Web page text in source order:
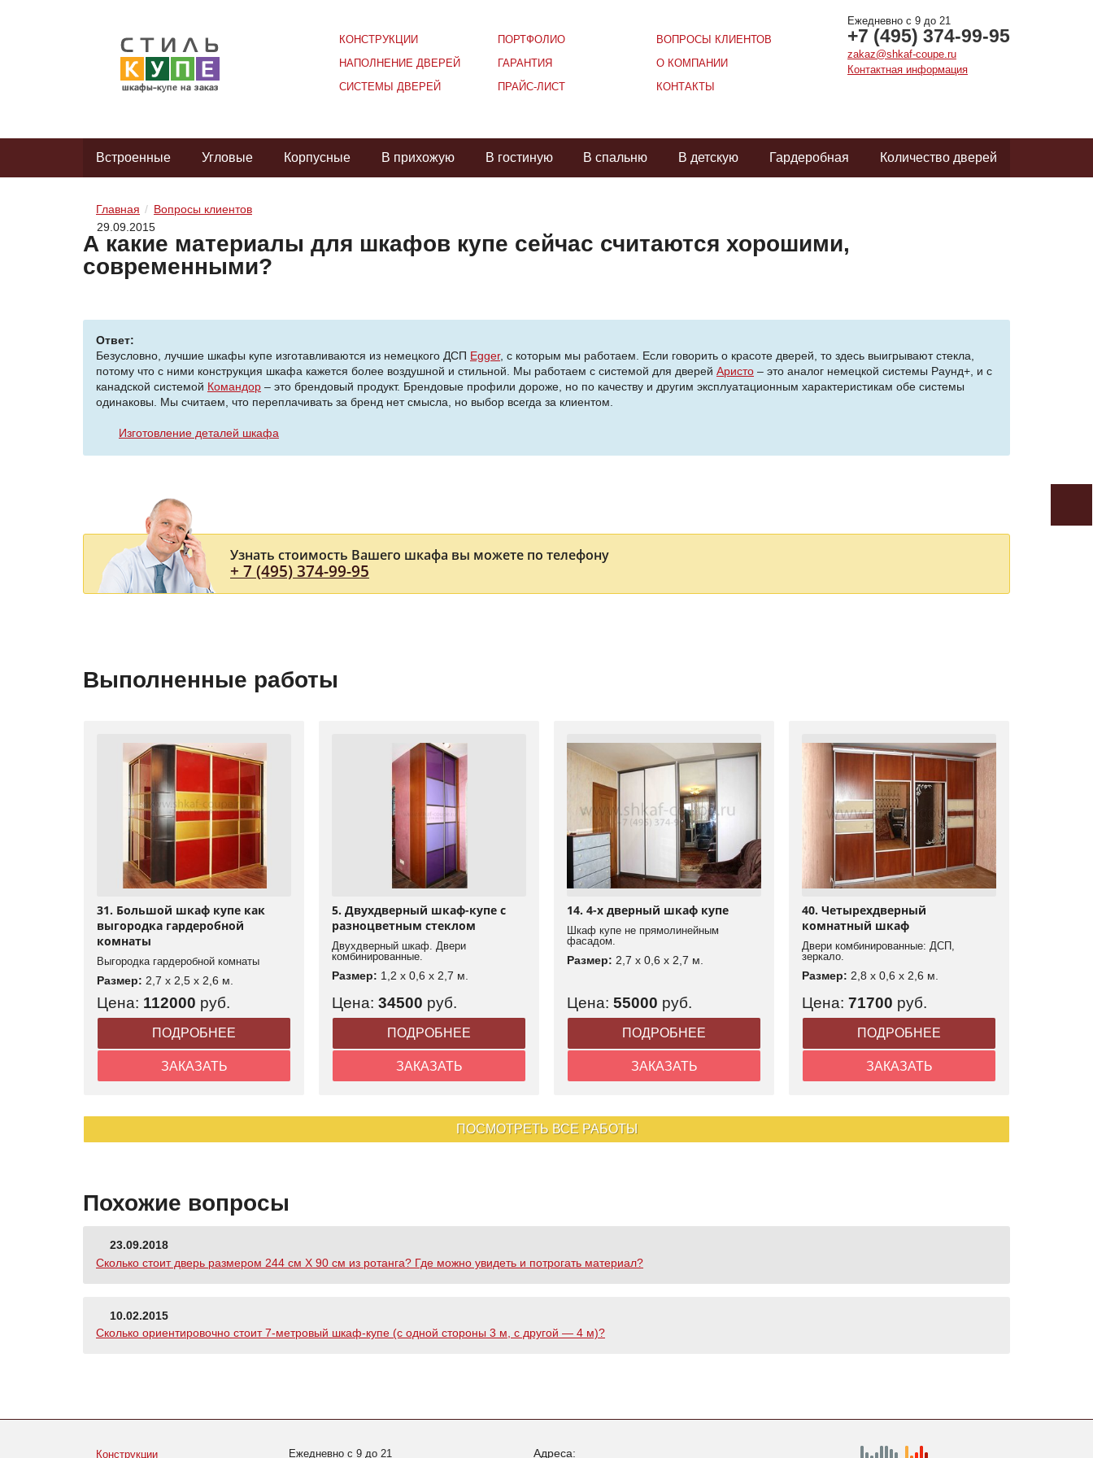
Ежедневно с 9 до 21
+7 (495) 374-99-95
zakaz@shkaf-coupe.ru
Контактная информация
КОНСТРУКЦИИ
НАПОЛНЕНИЕ ДВЕРЕЙ
СИСТЕМЫ ДВЕРЕЙ
ПОРТФОЛИО
ГАРАНТИЯ
ПРАЙС-ЛИСТ
ВОПРОСЫ КЛИЕНТОВ
О КОМПАНИИ
КОНТАКТЫ
Встроенные Угловые Корпусные В прихожую В гостиную В спальню В детскую Гардеробная Количество дверей
Главная
Вопросы клиентов
29.09.2015
А какие материалы для шкафов купе сейчас считаются хорошими,
современными?
Ответ:
Безусловно, лучшие шкафы купе изготавливаются из немецкого ДСП Egger, с которым мы работаем. Если говорить о красоте дверей, то здесь выигрывают стекла,
потому что с ними конструкция шкафа кажется более воздушной и стильной. Мы работаем с системой для дверей Аристо – это аналог немецкой системы Раунд+, и с
канадской системой Командор – это брендовый продукт. Брендовые профили дороже, но по качеству и другим эксплуатационным характеристикам обе системы
одинаковы. Мы считаем, что переплачивать за бренд нет смысла, но выбор всегда за клиентом.
Изготовление деталей шкафа
Узнать стоимость Вашего шкафа вы можете по телефону
+ 7 (495) 374-99-95
Выполненные работы
31. Большой шкаф купе как
выгородка гардеробной
комнаты
Выгородка гардеробной комнаты
Размер: 2,7 x 2,5 x 2,6 м.
Цена: 112000 руб.
ПОДРОБНЕЕ
ЗАКАЗАТЬ
5. Двухдверный шкаф-купе с
разноцветным стеклом
Двухдверный шкаф. Двери
комбинированные.
Размер: 1,2 x 0,6 x 2,7 м.
Цена: 34500 руб.
ПОДРОБНЕЕ
ЗАКАЗАТЬ
14. 4-х дверный шкаф купе
Шкаф купе не прямолинейным
фасадом.
Размер: 2,7 x 0,6 x 2,7 м.
Цена: 55000 руб.
ПОДРОБНЕЕ
ЗАКАЗАТЬ
40. Четырехдверный
комнатный шкаф
Двери комбинированные: ДСП,
зеркало.
Размер: 2,8 x 0,6 x 2,6 м.
Цена: 71700 руб.
ПОДРОБНЕЕ
ЗАКАЗАТЬ
ПОСМОТРЕТЬ ВСЕ РАБОТЫ
Похожие вопросы
23.09.2018
Сколько стоит дверь размером 244 см Х 90 см из ротанга? Где можно увидеть и потрогать материал?
10.02.2015
Сколько ориентировочно стоит 7-метровый шкаф-купе (с одной стороны 3 м, с другой — 4 м)?
Конструкции Ежедневно с 9 до 21 Адреса: